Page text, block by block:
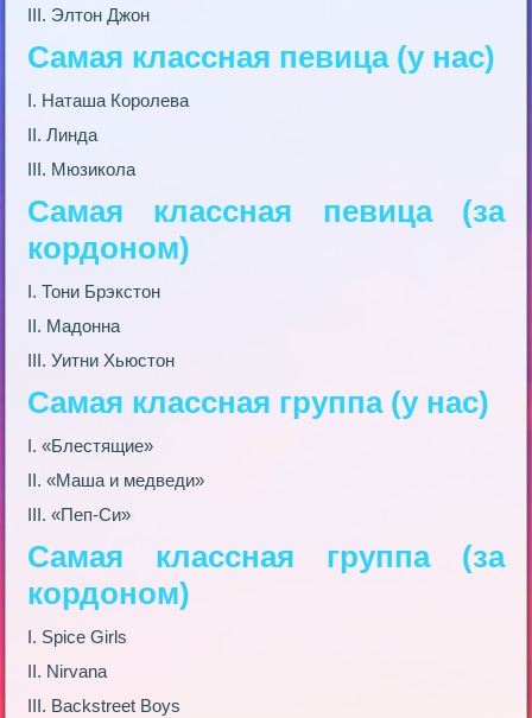
III. Элтон Джон
Самая классная певица (у нас)
I. Наташа Королева
II. Линда
III. Мюзикола
Самая классная певица (за
кордоном)
I. Тони Брэкстон
II. Мадонна
III. Уитни Хьюстон
Самая классная группа (у нас)
I. «Блестящие»
II. «Маша и медведи»
III. «Пеп-Си»
Самая классная группа (за
кордоном)
I. Sрice Girls
II. Nirvana
III. Backstreet Boys